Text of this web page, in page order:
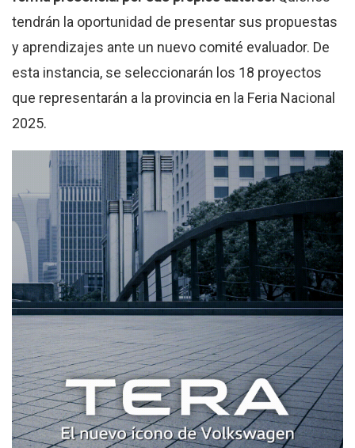
tendrán la oportunidad de presentar sus propuestas
y aprendizajes ante un nuevo comité evaluador. De
esta instancia, se seleccionarán los 18 proyectos
que representarán a la provincia en la Feria Nacional
2025.